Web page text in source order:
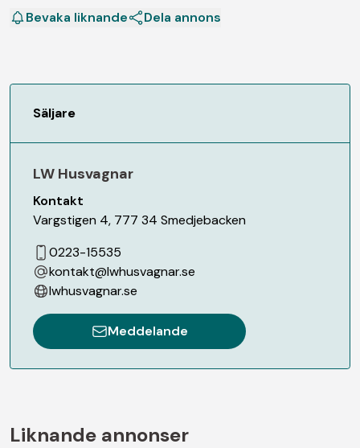
Bevaka liknande Dela annons
Säljare
LW Husvagnar
Kontakt
Vargstigen 4, 777 34 Smedjebacken
0223-15535
kontakt@lwhusvagnar.se
lwhusvagnar.se
Meddelande
Liknande annonser